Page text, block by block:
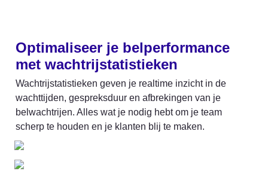
Optimaliseer je belperformance
met wachtrijstatistieken
Wachtrijstatistieken geven je realtime inzicht in de
wachttijden, gespreksduur en afbrekingen van je
belwachtrijen. Alles wat je nodig hebt om je team
scherp te houden en je klanten blij te maken.